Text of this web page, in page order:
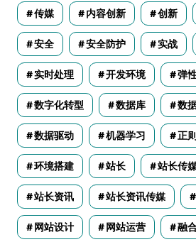
传媒 内容创新 创新
安全 安全防护 实战
实时处理 开发环境 弹
数字化转型 数据库 数
数据驱动 机器学习 正
环境搭建 站长 站长传
站长资讯 站长资讯传媒
网站设计 网站运营 融